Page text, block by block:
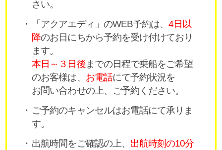
さい。
「アクアエディ」のWEB予約は、4日以
降のお日にちから予約を受け付けており
ます。
本日～３日後までの日程で乗船をご希望
のお客様は、 お電話にて予約状況を
お問い合わせの上、ご予約ください。
ご予約のキャンセルはお電話にて承りま
す。
出航時間をご確認の上、 出航時刻の10分